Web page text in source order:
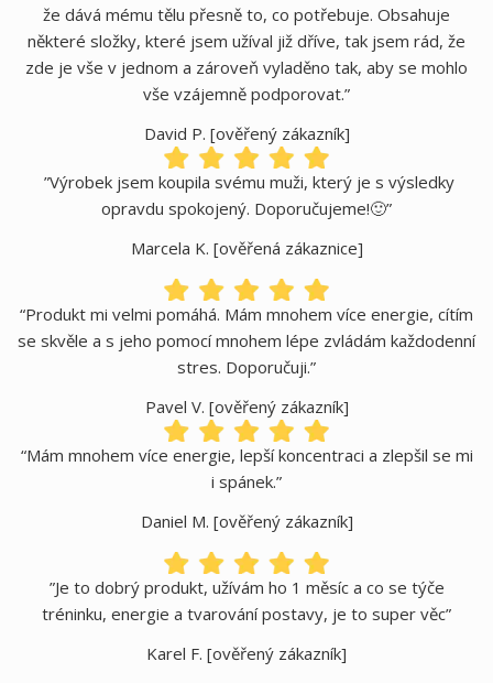
že dává mému tělu přesně to, co potřebuje. Obsahuje
některé složky, které jsem užíval již dříve, tak jsem rád, že
zde je vše v jednom a zároveň vyladěno tak, aby se mohlo
vše vzájemně podporovat.”
David P. [ověřený zákazník]
”Výrobek jsem koupila svému muži, který je s výsledky
opravdu spokojený. Doporučujeme!🙂”
Marcela K. [ověřená zákaznice]
“Produkt mi velmi pomáhá. Mám mnohem více energie, cítím
se skvěle a s jeho pomocí mnohem lépe zvládám každodenní
stres. Doporučuji.”
Pavel V. [ověřený zákazník]
“Mám mnohem více energie, lepší koncentraci a zlepšil se mi
i spánek.”
Daniel M. [ověřený zákazník]
”Je to dobrý produkt, užívám ho 1 měsíc a co se týče
tréninku, energie a tvarování postavy, je to super věc”
Karel F. [ověřený zákazník]